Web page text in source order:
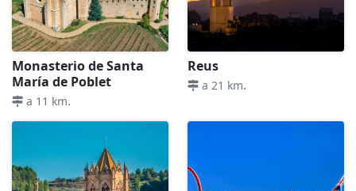
Monasterio de Santa
María de Poblet
a 11 km.
Reus
a 21 km.